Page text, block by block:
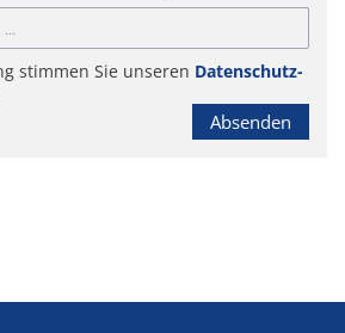
stimmen Sie unseren Datenschutz-
Absenden